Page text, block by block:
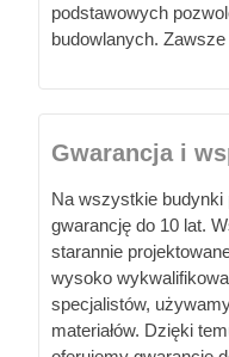
podstawowych
budowlanych.
Gwarancja i
Na wszystkie budynki
gwarancję do 10 lat.
starannie
wysoko
specjalistów,
materiałów. Dzięki